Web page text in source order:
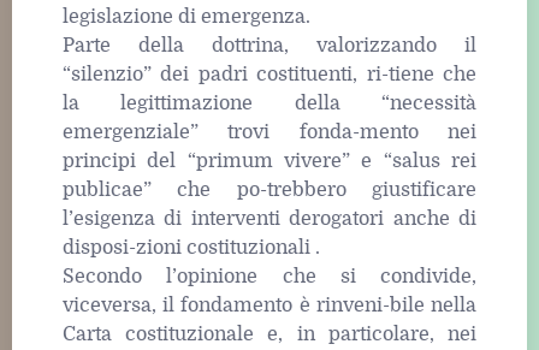
legislazione di emergenza.
Parte della dottrina, valorizzando il
“silenzio” dei padri costituenti, ri-tiene che
la legittimazione della “necessità
emergenziale” trovi fonda-mento nei
principi del “primum vivere” e “salus rei
publicae” che po-trebbero giustificare
l’esigenza di interventi derogatori anche di
disposi-zioni costituzionali .
Secondo l’opinione che si condivide,
viceversa, il fondamento è rinveni-bile nella
Carta costituzionale e, in particolare, nei